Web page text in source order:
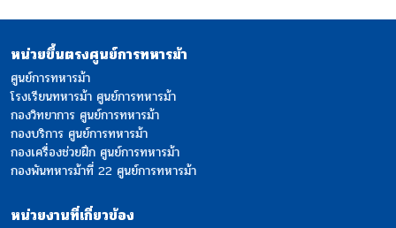
หน่วยขึ้นตรงศูนย์การทหารม้า
ศูนย์การทหารม้า
โรงเรียนทหารม้า ศูนย์การทหารม้า
กองวิทยาการ ศูนย์การทหารม้า
กองบริการ ศูนย์การทหารม้า
กองเครื่องช่วยฝึก ศูนย์การทหารม้า
กองพันทหารม้าที่ 22 ศูนย์การทหารม้า
หน่วยงานที่เกี่ยวข้อง